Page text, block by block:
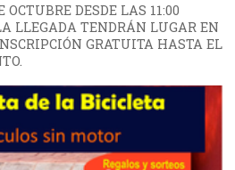
DESDE LAS 11:00
LLEGADA TENDRÁN LUGAR EN
GRATUITA HASTA EL